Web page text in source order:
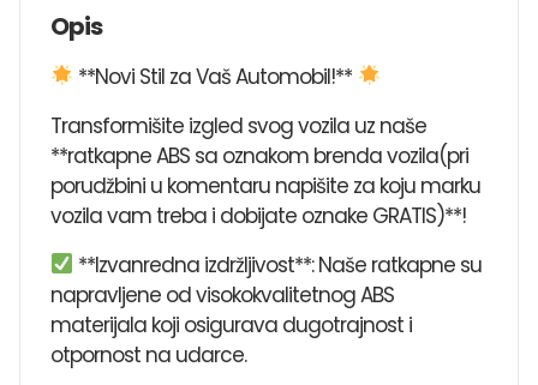
Opis
**Novi Stil za Vaš Automobil!**
Transformišite izgled svog vozila uz naše
**ratkapne ABS sa oznakom brenda vozila(pri
porudžbini u komentaru napišite za koju marku
vozila vam treba i dobijate oznake GRATIS)**!
**Izvanredna izdržljivost**: Naše ratkapne su
napravljene od visokokvalitetnog ABS
materijala koji osigurava dugotrajnost i
otpornost na udarce.